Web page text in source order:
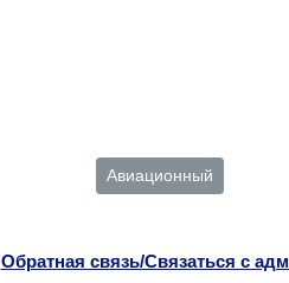
Авиационный
Обратная связь/Связаться с